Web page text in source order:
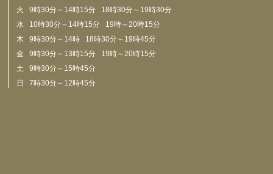
火 9時30分～14時15分 18時30分～19時30分
水 10時30分～14時15分 19時～20時15分
木 9時30分～14時 18時30分～19時45分
金 9時30分～13時15分 19時～20時15分
土 9時30分～15時45分
日 7時30分～12時45分